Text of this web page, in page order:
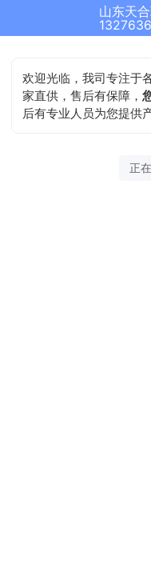
欢迎光临，我司专注于
家直供，售后有保障，
后有专业人员为您提供
正